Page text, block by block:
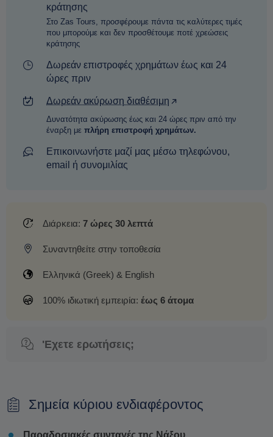
κράτησης
Στο Zas Tours, προσφέρουμε πάντα τις καλύτερες τιμές
που μπορούμε και δεν προσθέτουμε ποτέ χρεώσεις
κράτησης
Δωρεάν επιστροφές χρημάτων έως και 24
ώρες πριν
Δωρεάν ακύρωση διαθέσιμη
Δυνατότητα ακύρωσης έως και 24 ώρες πριν από την
έναρξη με πλήρη επιστροφή χρημάτων.
Επικοινωνήστε μαζί μας μέσω τηλεφώνου,
email ή συνομιλίας
Διάρκεια: 7 ώρες 30 λεπτά
Συναντηθείτε στην τοποθεσία
Ελληνικά (Greek) & English
100% ιδιωτική εμπειρία: έως 6 άτομα
'Εχετε ερωτήσεις;
Σημεία κύριου ενδιαφέροντος